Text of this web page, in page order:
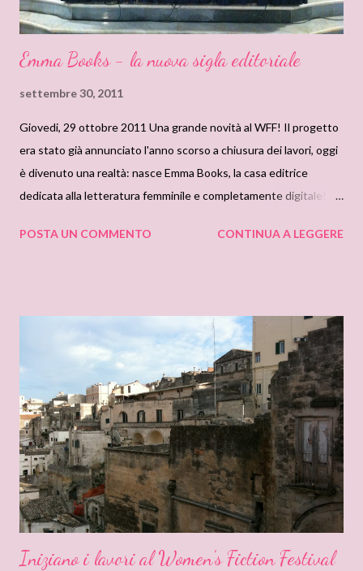
Emma Books - la nuova sigla editoriale
settembre 30, 2011
Giovedi, 29 ottobre 2011 Una grande novità al WFF! Il progetto
era stato già annunciato l'anno scorso a chiusura dei lavori, oggi
è divenuto una realtà: nasce Emma Books, la casa editrice
dedicata alla letteratura femminile e completamente digitale!
cosa universalmente nota che a fare molti libri non c’è fine, ma se
appunto : Preferisco Leggere. La discussione, moderata dal
giornalista Oreste Lopomo, tocca dei punti interessanti e
attualissimi. Permettetemi di isolarne alcuni che ho ritenuto
importanti per noi lettrici. 1- Elizabeth Jennings, presidente del
WFF, inizia la tavola rotonda con dei dati confortanti : la narrativa
femminile è la forza trascinante dell’editoria. Forse che le donne
leggono di p...
POSTA UN COMMENTO CONTINUA A LEGGERE
Iniziano i lavori al Women's Fiction Festival